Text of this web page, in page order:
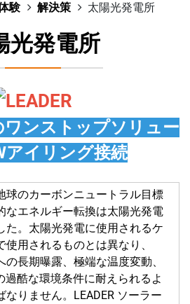
験 解決策 太陽光発電所
光発電所
ワンストップソリュー
アイリング接続
球のカーボンニュートラル目標
なエネルギー転換は太陽光発電
た。太陽光発電に使用されるケ
用されるものとは異なり、
長期曝露、極端な温度変動、
過酷な環境条件に耐えられるよ
なりません。LEADER ソーラー